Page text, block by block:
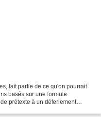
fait partie de ce qu'on pourrait
basés sur une formule
prétexte à un déferlement